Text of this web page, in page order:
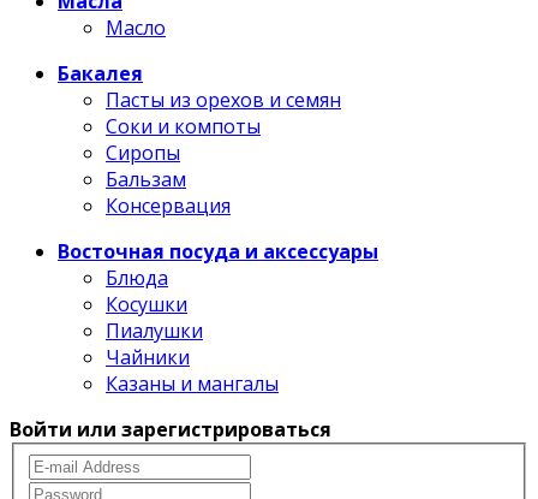
Масло
Бакалея
Пасты из орехов и семян
Соки и компоты
Сиропы
Бальзам
Консервация
Восточная посуда и аксессуары
Блюда
Косушки
Пиалушки
Чайники
Казаны и мангалы
Войти или зарегистрироваться